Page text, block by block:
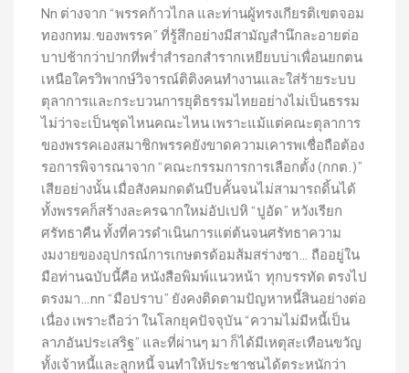
Nn ต่างจาก “พรรคก้าวไกล และท่านผู้ทรงเกียรติเขตจอม
ทองกทม.ของพรรค” ที่รู้สึกอย่างมีสามัญสำนึกละอายต่อ
บาปช้ากว่าปากที่พร่ำสำรอกสำรากเหยียบบ่าเพื่อนยกตน
เหนือใครวิพากษ์วิจารณ์ติติงคนทำงานและใส่ร้ายระบบ
ตุลาการและกระบวนการยุติธรรมไทยอย่างไม่เป็นธรรม
ไม่ว่าจะเป็นชุดไหนคณะไหน เพราะแม้แต่คณะตุลาการ
ของพรรคเองสมาชิกพรรคยังขาดความเคารพเชื่อถือต้อง
รอการพิจารณาจาก “คณะกรรมการการเลือกตั้ง (กกต.)”
เสียอย่างนั้น เมื่อสังคมกดดันบีบคั้นจนไม่สามารถดิ้นได้
ทั้งพรรคก็สร้างละครฉากใหม่อัปเปหิ “ปูอัด” หวังเรียก
ศรัทธาคืน ทั้งที่ควรดำเนินการแต่ต้นจนศรัทธาความ
งมงายของอุปกรณ์การเกษตรด้อมส้มสร่างซา… ถืออยู่ใน
มือท่านฉบับนี้คือ หนังสือพิมพ์แนวหน้า ทุกบรรทัด ตรงไป
ตรงมา…nn “มือปราบ” ยังคงติดตามปัญหาหนี้สินอย่างต่อ
เนื่อง เพราะถือว่า ในโลกยุคปัจจุบัน “ความไม่มีหนี้เป็น
ลาภอันประเสริฐ” และที่ผ่านๆ มา ก็ได้มีเหตุสะเทือนขวัญ
ทั้งเจ้าหนี้และลูกหนี้ จนทำให้ประชาชนได้ตระหนักว่า